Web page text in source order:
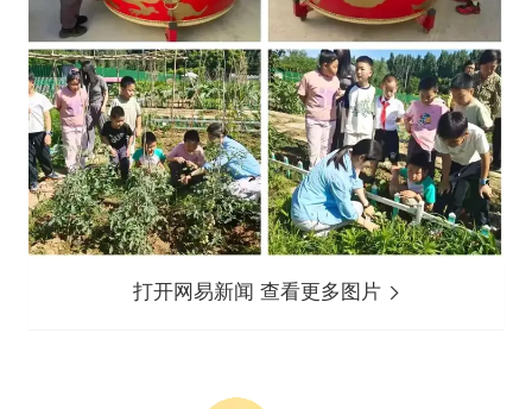
打开网易新闻 查看更多图片